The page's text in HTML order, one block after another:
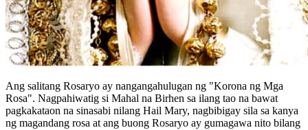
Ang salitang Rosaryo ay nangangahulugan ng "Korona ng Mga
Rosa". Nagpahiwatig si Mahal na Birhen sa ilang tao na bawat
pagkakataon na sinasabi nilang Hail Mary, nagbibigay sila sa kanya
ng magandang rosa at ang buong Rosaryo ay gumagawa nito bilang